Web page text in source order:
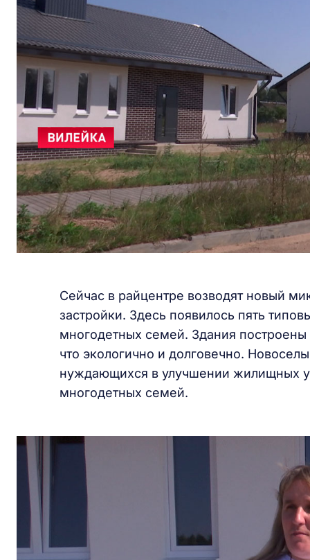
Сейчас в райцентре возводят новый
застройки. Здесь появилось пять
многодетных семей. Здания
что экологично и долговечно.
нуждающихся в улучшении жилищных
многодетных семей.